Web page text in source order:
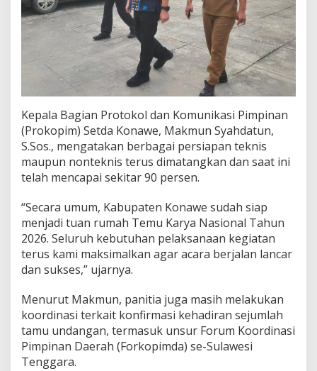
Kepala Bagian Protokol dan Komunikasi Pimpinan
(Prokopim) Setda Konawe, Makmun Syahdatun,
S.Sos., mengatakan berbagai persiapan teknis
maupun nonteknis terus dimatangkan dan saat ini
telah mencapai sekitar 90 persen.
“Secara umum, Kabupaten Konawe sudah siap
menjadi tuan rumah Temu Karya Nasional Tahun
2026. Seluruh kebutuhan pelaksanaan kegiatan
terus kami maksimalkan agar acara berjalan lancar
dan sukses,” ujarnya.
Menurut Makmun, panitia juga masih melakukan
koordinasi terkait konfirmasi kehadiran sejumlah
tamu undangan, termasuk unsur Forum Koordinasi
Pimpinan Daerah (Forkopimda) se-Sulawesi
Tenggara.